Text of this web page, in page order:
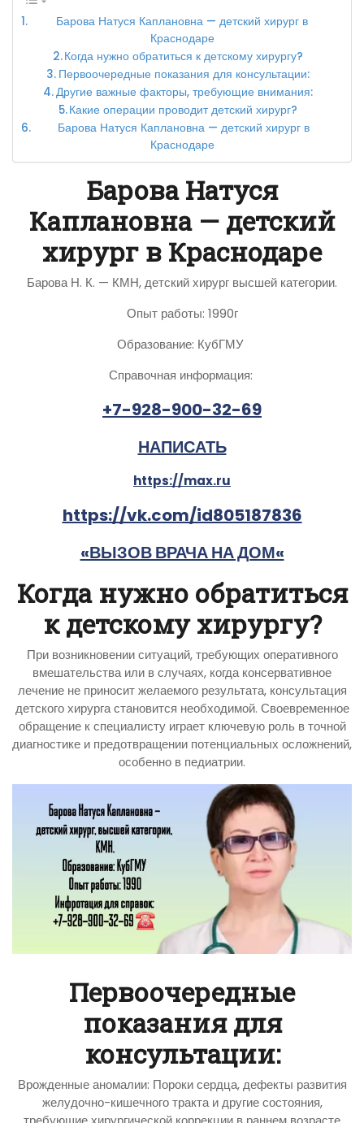
Барова Натуся Каплановна — детский хирург в
Краснодаре
Когда нужно обратиться к детскому хирургу?
Первоочередные показания для консультации:
Другие важные факторы, требующие внимания:
Какие операции проводит детский хирург?
Барова Натуся Каплановна — детский хирург в
Краснодаре
Барова Натуся
Каплановна — детский
хирург в Краснодаре
Барова Н. К. — КМН, детский хирург высшей категории.
Опыт работы: 1990г
Образование: КубГМУ
Справочная информация:
+7-928-900-32-69
НАПИСАТЬ
https://max.ru
https://vk.com/id805187836
«ВЫЗОВ ВРАЧА НА ДОМ«
Когда нужно обратиться
к детскому хирургу?
При возникновении ситуаций, требующих оперативного
вмешательства или в случаях, когда консервативное
лечение не приносит желаемого результата, консультация
детского хирурга становится необходимой. Своевременное
обращение к специалисту играет ключевую роль в точной
диагностике и предотвращении потенциальных осложнений,
особенно в педиатрии.
Первоочередные
показания для
консультации:
Врожденные аномалии: Пороки сердца, дефекты развития
желудочно-кишечного тракта и другие состояния,